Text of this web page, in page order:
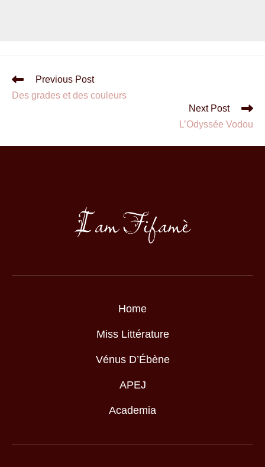
Previous Post
Des grades et des couleurs
Next Post
L’Odyssée Vodou
Home
Miss Littérature
Vénus D’Ébène
APEJ
Academia